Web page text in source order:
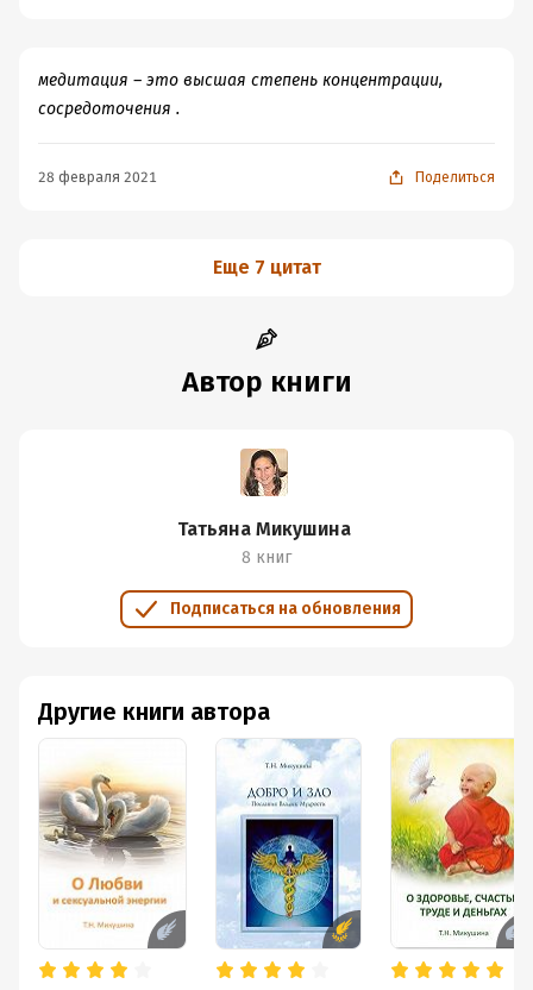
медитация – это высшая степень концентрации,
сосредоточения .
28 февраля 2021 Поделиться
Еще 7 цитат
Автор книги
Татьяна Микушина
8 книг
Подписаться на обновления
Другие книги автора